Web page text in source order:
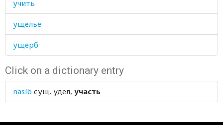
учить
ущелье
ущерб
Click on a dictionary entry
nasíb сущ. удел, участь